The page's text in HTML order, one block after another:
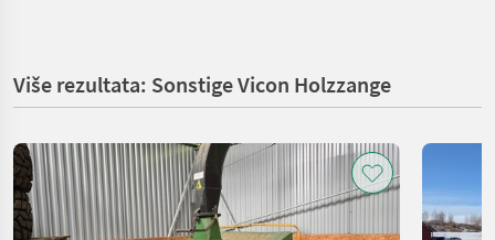
Više rezultata: Sonstige Vicon Holzzange